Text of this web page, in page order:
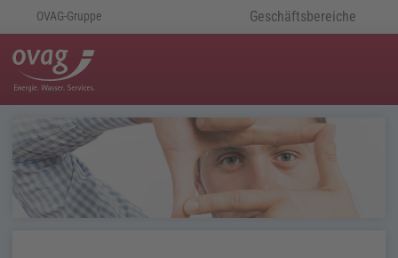
OVAG-Gruppe Geschäftsbereiche